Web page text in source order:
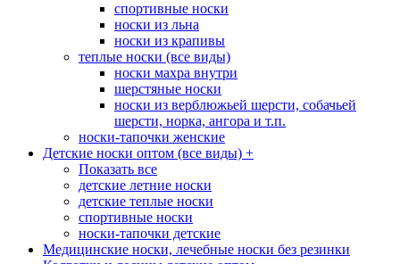
спортивные носки
носки из льна
носки из крапивы
теплые носки (все виды)
носки махра внутри
шерстяные носки
носки из верблюжьей шерсти, собачьей
шерсти, норка, ангора и т.п.
носки-тапочки женские
Детские носки оптом (все виды) +
Показать все
детские летние носки
детские теплые носки
спортивные носки
носки-тапочки детские
Медицинские носки, лечебные носки без резинки